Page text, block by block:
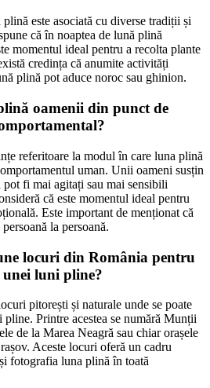
este asociată cu diverse tradiții și
că în noaptea de lună plină
momentul ideal pentru a recolta plante
credința că anumite activități
plină pot aduce noroc sau ghinion.
oamenii din punct de
referitoare la modul în care luna plină
uman. Unii oameni susțin
fi mai agitați sau mai sensibili
că este momentul ideal pentru
Este important de menționat că
la persoană.
locuri din România pentru
luni pline?
pitorești și naturale unde se poate
Printre acestea se numără Munții
de la Marea Neagră sau chiar orașele
Aceste locuri oferă un cadru
fotografia luna plină în toată